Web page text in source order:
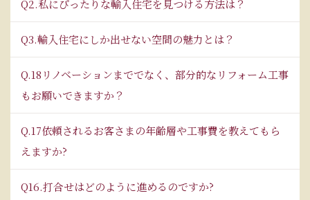
Q2.私にぴったりな輸入住宅を見つける方法は？
Q3.輸入住宅にしか出せない空間の魅力とは？
Q.18リノベーションまででなく、部分的なリフォーム工事
もお願いできますか？
Q.17依頼されるお客さまの年齢層や工事費を教えてもら
えますか?
Q16.打合せはどのように進めるのですか?